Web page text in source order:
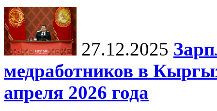
27.12.2025
медработников в
апреля 2026 года